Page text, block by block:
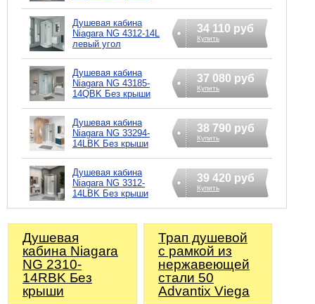
Душевая кабина
Niagara NG 4312-14L
левый угол
34 110 руб
Купить
Душевая кабина
Niagara NG 43185-
14QBK Без крыши
37 080 руб
Купить
Душевая кабина
Niagara NG 33294-
14LBK Без крыши
38 790 руб
Купить
Душевая кабина
Niagara NG 3312-
14LBK Без крыши
39 420 руб
Купить
Душевая
кабина Niagara
NG 2310-
14RBK Без
крыши
Трап душевой
с рамкой из
нержавеющей
стали 50
Advantix Viega